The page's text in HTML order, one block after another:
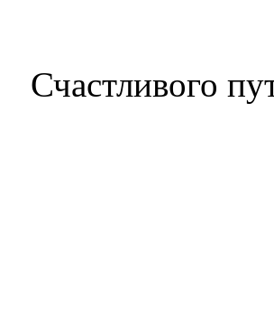
Счастливого